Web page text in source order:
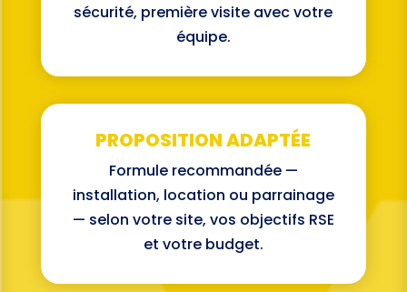
sécurité, première visite avec votre
équipe.
PROPOSITION ADAPTÉE
Formule recommandée —
installation, location ou parrainage
— selon votre site, vos objectifs RSE
et votre budget.